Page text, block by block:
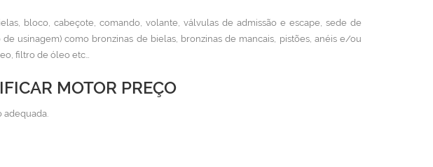
bloco, cabeçote, comando, volante, válvulas de admissão e escape, sede de
usinagem) como bronzinas de bielas, bronzinas de mancais, pistões, anéis e/ou
filtro de óleo etc…
MOTOR PREÇO
adequada.